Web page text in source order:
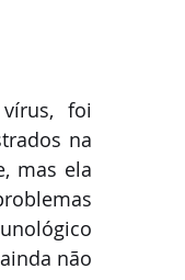
foi
na
mas ela
não